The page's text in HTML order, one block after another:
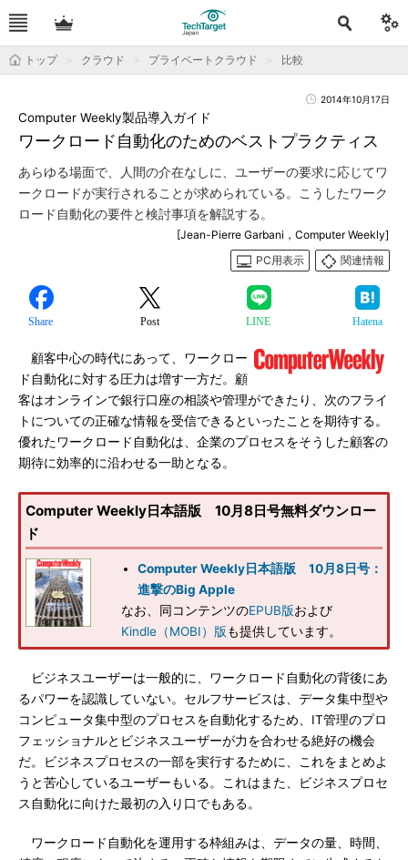
トップ クラウド プライベートクラウド 比較
2014年10月17日
ワークロード自動化のためのベストプラクティス
Computer Weekly製品導入ガイド
あらゆる場面で、人間の介在なしに、ユーザーの要求に応じてワ
ークロードが実行されることが求められている。こうしたワーク
ロード自動化の要件と検討事項を解説する。
[Jean-Pierre Garbani，Computer Weekly]
PC用表示
関連情報
Share Post LINE Hatena
顧客中心の時代にあって、ワークロー
ド自動化に対する圧力は増す一方だ。顧
客はオンラインで銀行口座の相談や管理ができたり、次のフライ
トについての正確な情報を受信できるといったことを期待する。
優れたワークロード自動化は、企業のプロセスをそうした顧客の
期待に効率的に沿わせる一助となる。
Computer Weekly日本語版 10月8日号無料ダウンロー
ド
Computer Weekly日本語版 10月8日号：
進撃のBig Apple
なお、同コンテンツのEPUB版および
Kindle（MOBI）版も提供しています。
ビジネスユーザーは一般的に、ワークロード自動化の背後にあ
るパワーを認識していない。セルフサービスは、データ集中型や
コンピュータ集中型のプロセスを自動化するため、IT管理のプロ
フェッショナルとビジネスユーザーが力を合わせる絶好の機会
だ。ビジネスプロセスの一部を実行するために、これをまとめよ
うと苦心しているユーザーもいる。これはまた、ビジネスプロセ
ス自動化に向けた最初の入り口でもある。
ワークロード自動化を運用する枠組みは、データの量、時間、